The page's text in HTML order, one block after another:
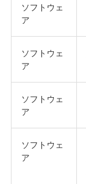
ソフトウェ
ア
ソフトウェ
ア
ソフトウェ
ア
ソフトウェ
ア